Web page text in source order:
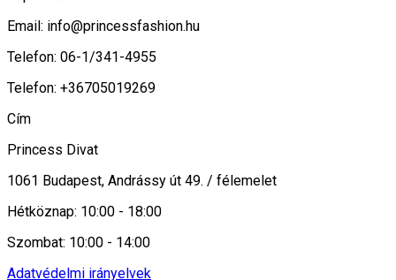
Email: info@princessfashion.hu
Telefon: 06-1/341-4955
Telefon: +36705019269
Cím
Princess Divat
1061 Budapest, Andrássy út 49. / félemelet
Hétköznap: 10:00 - 18:00
Szombat: 10:00 - 14:00
Adatvédelmi irányelvek